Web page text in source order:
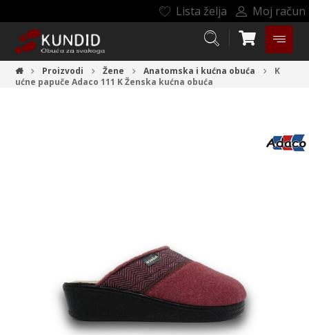
Lista želja Moj račun
Proizvodi Žene Anatomska i kućna obuća
K
ućne papuče Adaco 111 KŽenska kućna obuća